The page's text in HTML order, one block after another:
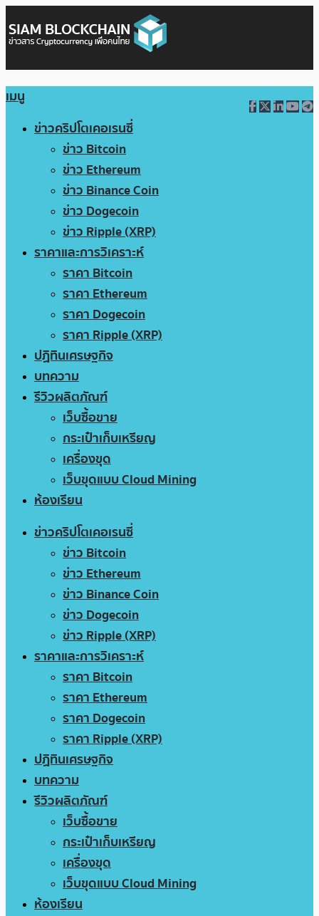
เมนู
ข่าวคริปโตเคอเรนซี่
ข่าว Bitcoin
ข่าว Ethereum
ข่าว Binance Coin
ข่าว Dogecoin
ข่าว Ripple (XRP)
ราคาและการวิเคราะห์
ราคา Bitcoin
ราคา Ethereum
ราคา Dogecoin
ราคา Ripple (XRP)
ปฏิทินเศรษฐกิจ
บทความ
รีวิวผลิตภัณฑ์
เว็บซื้อขาย
กระเป๋าเก็บเหรียญ
เครื่องขุด
เว็บขุดแบบ Cloud Mining
ห้องเรียน
ข่าวคริปโตเคอเรนซี่
ข่าว Bitcoin
ข่าว Ethereum
ข่าว Binance Coin
ข่าว Dogecoin
ข่าว Ripple (XRP)
ราคาและการวิเคราะห์
ราคา Bitcoin
ราคา Ethereum
ราคา Dogecoin
ราคา Ripple (XRP)
ปฏิทินเศรษฐกิจ
บทความ
รีวิวผลิตภัณฑ์
เว็บซื้อขาย
กระเป๋าเก็บเหรียญ
เครื่องขุด
เว็บขุดแบบ Cloud Mining
ห้องเรียน